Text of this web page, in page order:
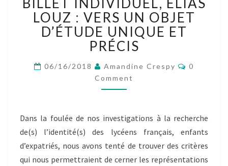
INDIVIDUEL,
ELIAS
LOUZ
:
VERS
OBJET
D’ÉTUDE
UNIQUE
PRÉCIS
LOUZ : VERS UN OBJET
D’ÉTUDE UNIQUE ET
PRÉCIS
06/16/2018 Amandine Crespy
0
Comment
Dans la foulée de nos investigations à la recherche
de(s) l’identité(s) des lycéens français, enfants
d’expatriés, nous avons tenté de trouver des critères
qui nous permettraient de cerner les représentations